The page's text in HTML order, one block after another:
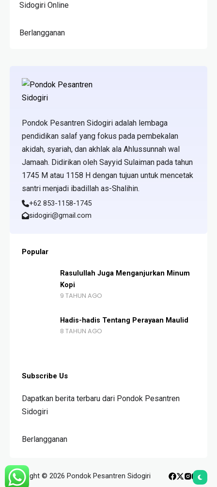
Sidogiri Online
Berlangganan
Pondok Pesantren Sidogiri adalah lembaga
pendidikan salaf yang fokus pada pembekalan
akidah, syariah, dan akhlak ala Ahlussunnah wal
Jamaah. Didirikan oleh Sayyid Sulaiman pada tahun
1745 M atau 1158 H dengan tujuan untuk mencetak
santri menjadi ibadillah as-Shalihin.
+62 853-1158-1745
sidogiri@gmail.com
Popular
Rasulullah Juga Menganjurkan Minum
Kopi
9 TAHUN AGO
Hadis-hadis Tentang Perayaan Maulid
8 TAHUN AGO
Subscribe Us
Dapatkan berita terbaru dari Pondok Pesantren
Sidogiri
Berlangganan
Copyright © 2026 Pondok Pesantren Sidogiri